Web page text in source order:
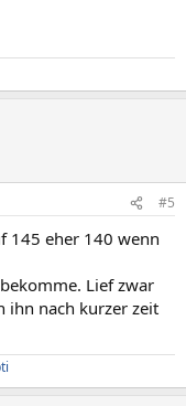
#5
145 eher 140 wenn
Lief zwar
ihn nach kurzer zeit